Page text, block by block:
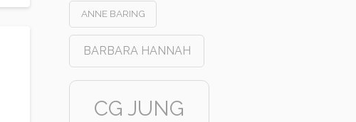
ANNE BARING
BARBARA HANNAH
CG JUNG